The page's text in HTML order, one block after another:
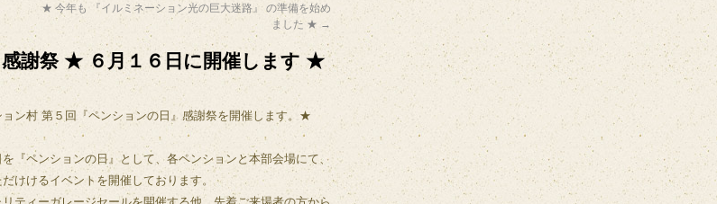
★ 今年も 『イルミネーション光の巨大迷路』 の準備を始め
ました ★ →
謝祭 ★ ６月１６日に開催します ★
ン村 第５回『ペンションの日』感謝祭を開催します。★
『ペンションの日』として、各ペンションと本部会場にて、
けけるイベントを開催しております。